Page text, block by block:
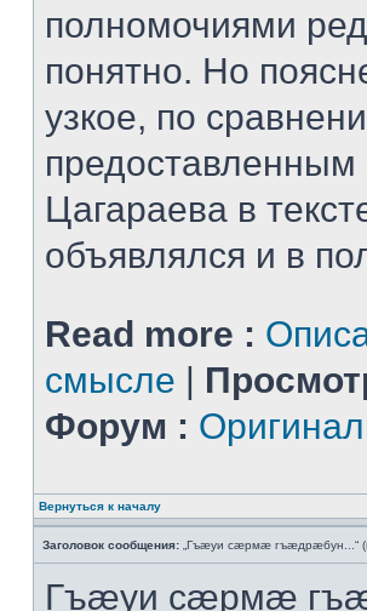
полномочиями
понятно. Но
узкое, по
Цагараева в
объявлялся и в
Read more :
смысле |
Форум :
Вернуться к началу
Заголовок сообщения: „Гъæуи сæрмæ гъæдрæбун...“
Гъæуи сæрмæ